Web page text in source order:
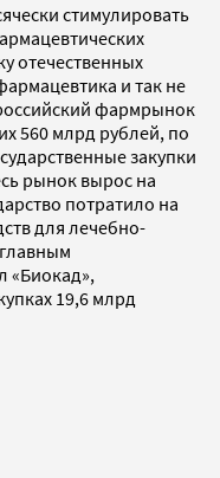
стимулировать
отечественных
и так не
фармрынок
560 млрд рублей, по
закупки
рынок вырос на
потратило на
для лечебно-
«Биокад»,
19,6 млрд